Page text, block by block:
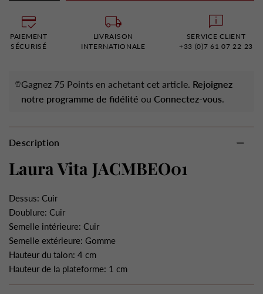
PAIEMENT
SÉCURISÉ
LIVRAISON
INTERNATIONALE
SERVICE CLIENT
+33 (0)7 61 07 22 23
Gagnez 75 Points en achetant cet article. Rejoignez
notre programme de fidélité ouConnectez-vous.
Description
Laura Vita JACMBEO01
Dessus: Cuir
Doublure: Cuir
Semelle intérieure: Cuir
Semelle extérieure: Gomme
Hauteur du talon: 4 cm
Hauteur de la plateforme: 1 cm